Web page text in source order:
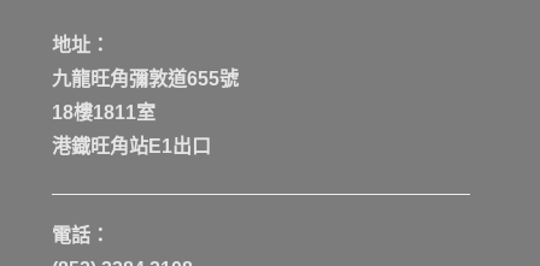
地址：
九龍旺角彌敦道655號
18樓1811室
港鐡旺角站E1出口
電話：